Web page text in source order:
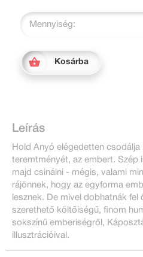
Mennyiség:
Kosárba
Leírás
Hold Anyó elégedetten
teremtményét, az embert. Szép
majd csinálni - mégis, valami
rájönnek, hogy az egyforma
lesznek. De mivel dobhatnák
szerethető költőiségű, finom
sokszínű emberiségről,
illusztrációival.